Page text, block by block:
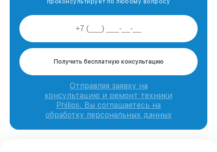
проконсультирует по любому вопросу
Получить бесплатную консультацию
Отправляя заявку на
консультацию и ремонт техники
Philips, Вы соглашаетесь на
обработку персональных данных